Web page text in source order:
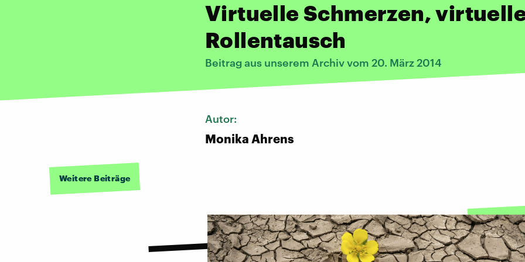
Virtuelle Schmerzen,
Rollentausch
Beitrag aus unserem Archiv vom 20. März 2014
Autor:
Monika Ahrens
Weitere Beiträge